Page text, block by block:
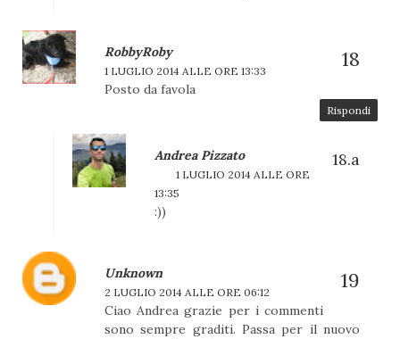
RobbyRoby
1 LUGLIO 2014 ALLE ORE 13:33
Posto da favola
Rispondi
Andrea Pizzato
1 LUGLIO 2014 ALLE ORE
13:35
:))
Unknown
2 LUGLIO 2014 ALLE ORE 06:12
Ciao Andrea grazie per i commenti
sono sempre graditi. Passa per il nuovo